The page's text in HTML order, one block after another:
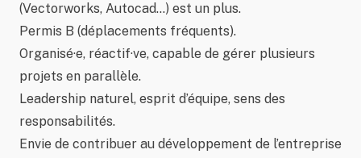
(Vectorworks, Autocad…) est un plus.
Permis B (déplacements fréquents).
Organisé·e, réactif·ve, capable de gérer plusieurs
projets en parallèle.
Leadership naturel, esprit d’équipe, sens des
responsabilités.
Envie de contribuer au développement de l’entreprise